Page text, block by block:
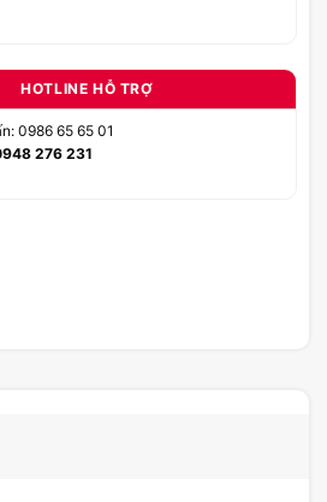
HOTLINE HỖ TRỢ
0986 65 65 01
276 231